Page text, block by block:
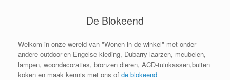
De Blokeend
Welkom in onze wereld van "Wonen in de winkel" met onder
andere outdoor-en Engelse kleding, Dubarry laarzen, meubelen,
lampen, woondecoraties, bronzen dieren, ACD-tuinkassen,buiten
koken en maak kennis met ons of de blokeend